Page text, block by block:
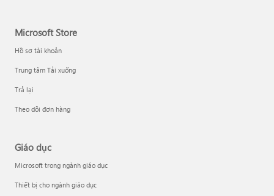
Microsoft Store
Hồ sơ tài khoản
Trung tâm Tải xuống
Trả lại
Theo dõi đơn hàng
Giáo dục
Microsoft trong ngành giáo dục
Thiết bị cho ngành giáo dục